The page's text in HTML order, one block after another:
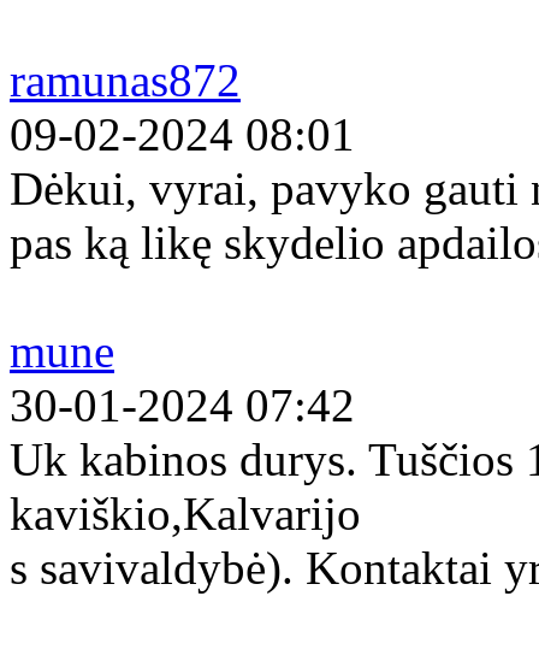
ramunas872
09-02-2024 08:01
Dėkui, vyrai, pavyko gauti
pas ką likę skydelio
mune
30-01-2024 07:42
Uk kabinos durys.
kaviškio,Kalvarijo
s savivaldybė). Kontaktai